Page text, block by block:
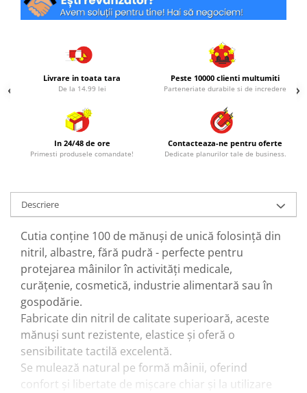
Livrare in toata tara
De la 14.99 lei
Peste 10000 clienti multumiti
Parteneriate durabile si de incredere
In 24/48 de ore
Primesti produsele comandate!
Contacteaza-ne pentru oferte
Dedicate planurilor tale de business.
Descriere
Cutia conține 100 de mănuși de unică folosință din
nitril, albastre, fără pudră - perfecte pentru
protejarea mâinilor în activități medicale,
curățenie, cosmetică, industrie alimentară sau în
gospodărie.
Fabricate din nitril de calitate superioară, aceste
mănuși sunt rezistente, elastice și oferă o
sensibilitate tactilă excelentă.
Se mulează natural pe formă mâinii, oferind
confort și libertate de mișcare chiar și la utilizare